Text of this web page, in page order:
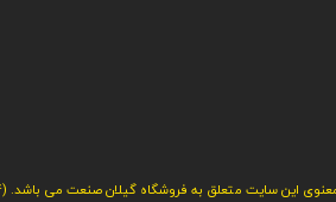
این سایت متعلق به فروشگاه گیلان صنعت می باشد. (1404- 1405)